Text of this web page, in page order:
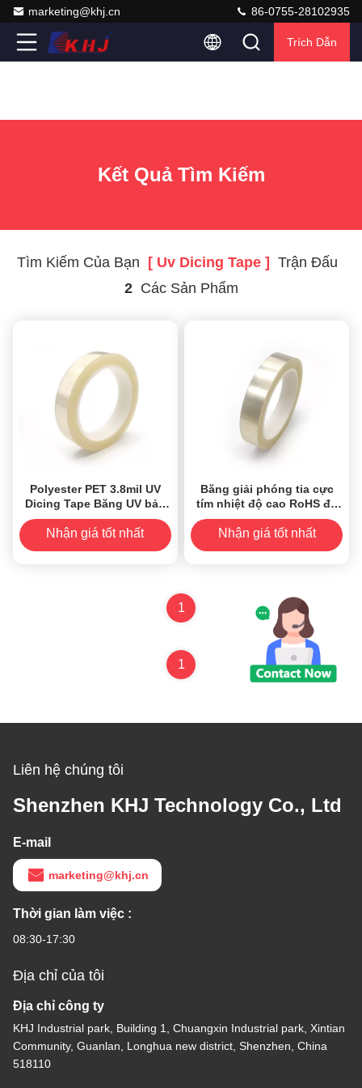
marketing@khj.cn 86-0755-28102935
Trích Dẫn
Kết Quả Tìm Kiếm
Tìm Kiếm Của Bạn [ Uv Dicing Tape ]
Trận Đấu
2Các Sản Phẩm
Polyester PET 3.8mil UV
Dicing Tape Băng UV bảo
vệ chống tĩnh điện
Nhận giá tốt nhất
Băng giải phóng tia cực
tím nhiệt độ cao RoHS độ
bám dính ban đầu cao
được phê duyệt
Nhận giá tốt nhất
1
1
Liên hệ chúng tôi
Shenzhen KHJ Technology Co., Ltd
E-mail
marketing@khj.cn
Thời gian làm việc :
08:30-17:30
Địa chỉ của tôi
Địa chỉ công ty
KHJ Industrial park, Building 1, Chuangxin Industrial park, Xintian
Community, Guanlan, Longhua new district, Shenzhen, China
518110